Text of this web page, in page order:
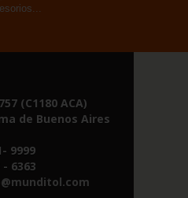
(C1180 ACA)
de Buenos Aires
9999
- 6363